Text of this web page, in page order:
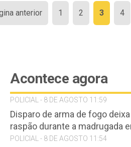
Paginação
de
anterior 1 2 3 4
Acontece agora
POLICIAL - 8 DE AGOSTO 11:59
Disparo de arma de fogo
raspão durante a madrugada
POLICIAL - 8 DE AGOSTO 11:54